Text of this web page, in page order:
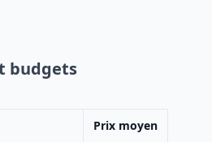
budgets
Prix moyen